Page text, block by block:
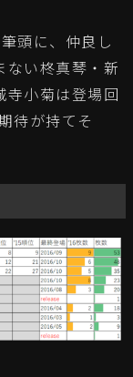
頭に、仲良し
ない柊真琴・新
寺小菊は登場回
待が持てそ